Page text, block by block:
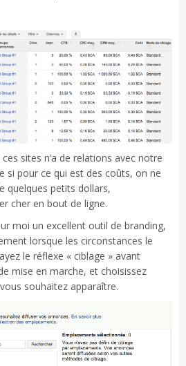
sites n’a de relations avec notre
si pour ce qui est des coûts, on ne
quelques petits dollars,
cher en bout de ligne.
moi un excellent outil de branding,
lorsque les circonstances le
le réflexe « ciblage » avant
mise en marche, et choisissez
souhaitez apparaître.